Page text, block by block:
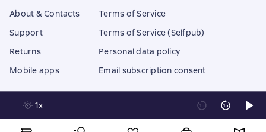
1x
About & Contacts
Support
Returns
Mobile apps
Terms of Service
Terms of Service (Selfpub)
Personal data policy
Email subscription consent
18 Mallow street co. Limerick, Ireland